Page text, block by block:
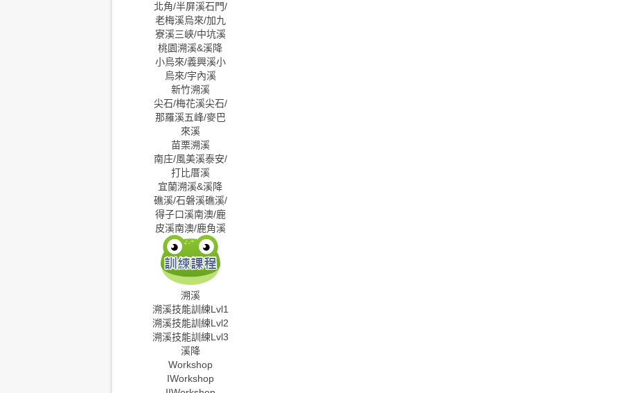
北角/半屏溪石門/
老梅溪 烏來/加九
寮溪三峽/中坑溪
桃園溯溪&溪降
小烏來/義興溪小
烏來/宇內溪
新竹溯溪
尖石/梅花溪尖石/
那羅溪五峰/麥巴
來溪
苗栗溯溪
南庄/風美溪泰安/
打比厝溪
宜蘭溯溪&溪降
礁溪/石磐溪礁溪/
得子口溪南澳/鹿
皮溪南澳/鹿角溪
溯溪
溯溪技能訓練Lvl1
溯溪技能訓練Lvl2
溯溪技能訓練Lvl3
溪降
Workshop
IWorkshop